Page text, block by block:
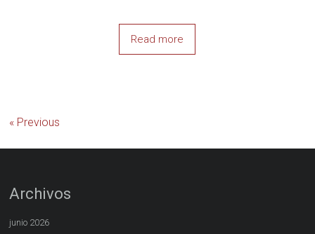
Read more
« Previous
Archivos
junio 2026